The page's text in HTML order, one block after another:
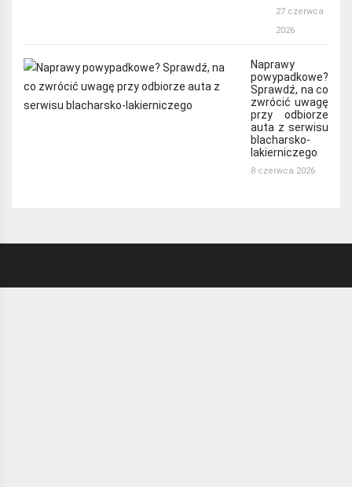
27 czerwca
2026
Naprawy
powypadkowe?
Sprawdź, na co
zwrócić uwagę
przy odbiorze
auta z serwisu
blacharsko-
lakierniczego
8 czerwca 2026